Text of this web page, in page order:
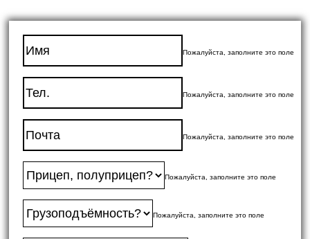
Пожалуйста, заполните это поле
Пожалуйста, заполните это поле
Пожалуйста, заполните это поле
Пожалуйста, заполните это поле
Пожалуйста, заполните это поле